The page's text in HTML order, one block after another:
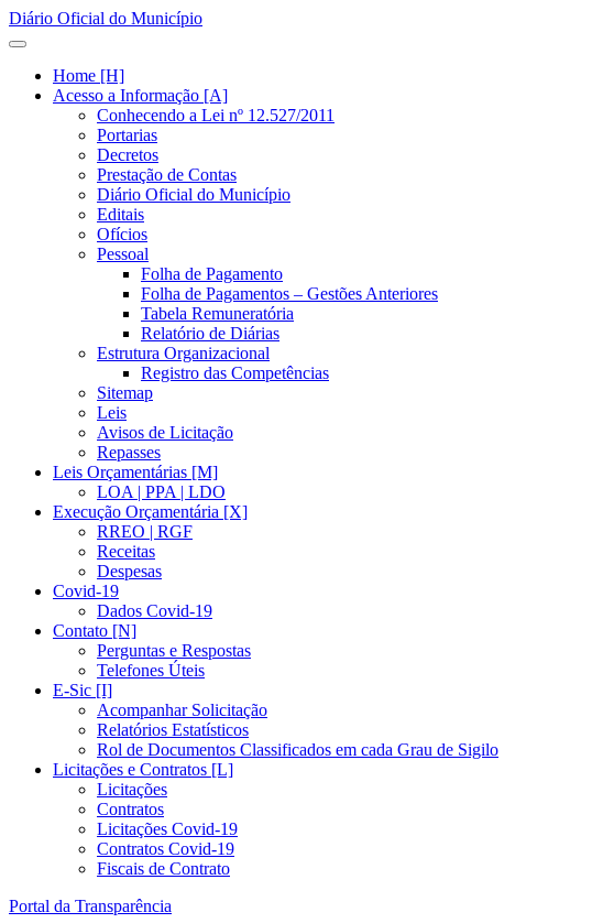
Diário Oficial do Município
Home [H]
Acesso a Informação [A]
Conhecendo a Lei nº 12.527/2011
Portarias
Decretos
Prestação de Contas
Diário Oficial do Município
Editais
Ofícios
Pessoal
Folha de Pagamento
Folha de Pagamentos – Gestões Anteriores
Tabela Remuneratória
Relatório de Diárias
Estrutura Organizacional
Registro das Competências
Sitemap
Leis
Avisos de Licitação
Repasses
Leis Orçamentárias [M]
LOA | PPA | LDO
Execução Orçamentária [X]
RREO | RGF
Receitas
Despesas
Covid-19
Dados Covid-19
Contato [N]
Perguntas e Respostas
Telefones Úteis
E-Sic [I]
Acompanhar Solicitação
Relatórios Estatísticos
Rol de Documentos Classificados em cada Grau de Sigilo
Licitações e Contratos [L]
Licitações
Contratos
Licitações Covid-19
Contratos Covid-19
Fiscais de Contrato
Portal da Transparência